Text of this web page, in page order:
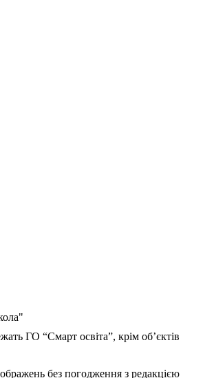
ГО “Смарт освіта”, крім об’єктів
без погодження з редакцією